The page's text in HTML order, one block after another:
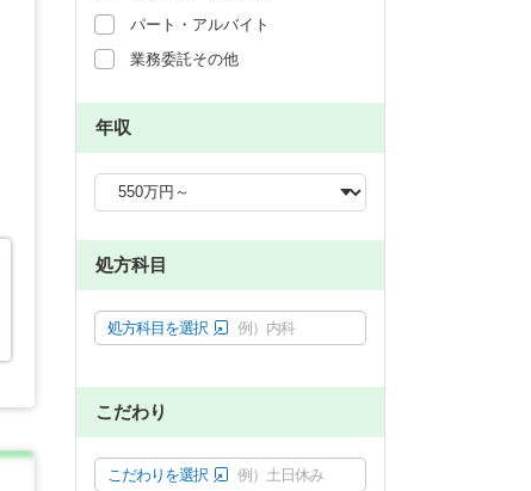
パート・アルバイト
業務委託その他
年収
処方科目
処方科目を選択 例）内科
こだわり
こだわりを選択 例）土日休み